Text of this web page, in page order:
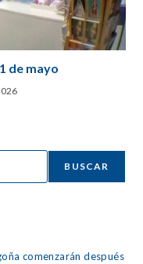
de mayo
BUSCAR
comenzarán después